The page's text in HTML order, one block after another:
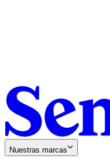
Nuestras marcas